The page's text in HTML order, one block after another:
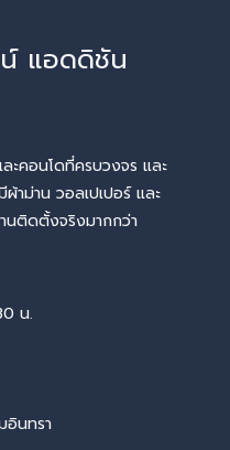
แอดดิชัน
คอนโดที่ครบวงจร และ
าม่าน วอลเปเปอร์ และ
นติดตั้งจริงมากกว่า
น.
อินทรา